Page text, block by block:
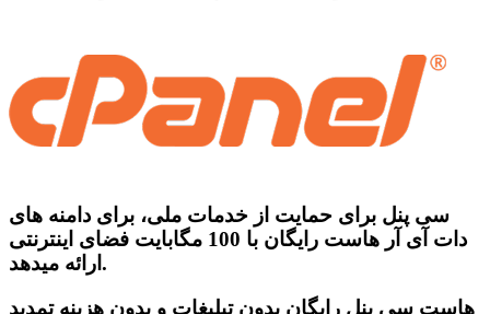
سی پنل برای حمایت از خدمات ملی، برای دامنه های
دات آی آر هاست رایگان با 100 مگابایت فضای اینترنتی
ارائه میدهد.
هاست سی پنل رایگان بدون تبلیغات و بدون هزینه تمدید